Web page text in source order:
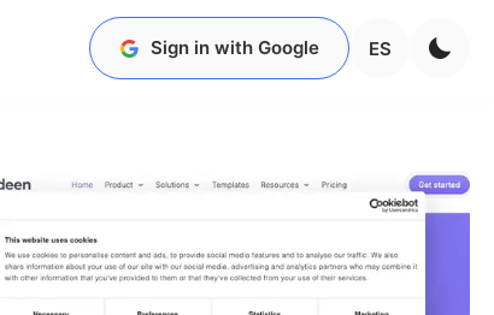
Sign in with Google ES